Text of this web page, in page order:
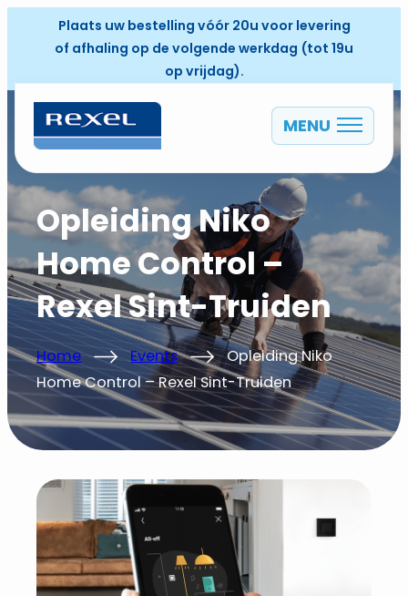
Plaats uw bestelling vóór 20u voor levering
of afhaling op de volgende werkdag (tot 19u
op vrijdag).
NL
MENU
Opleiding Niko
Home Control –
Rexel Sint-Truiden
Home Events
Opleiding Niko
Home Control – Rexel Sint-Truiden